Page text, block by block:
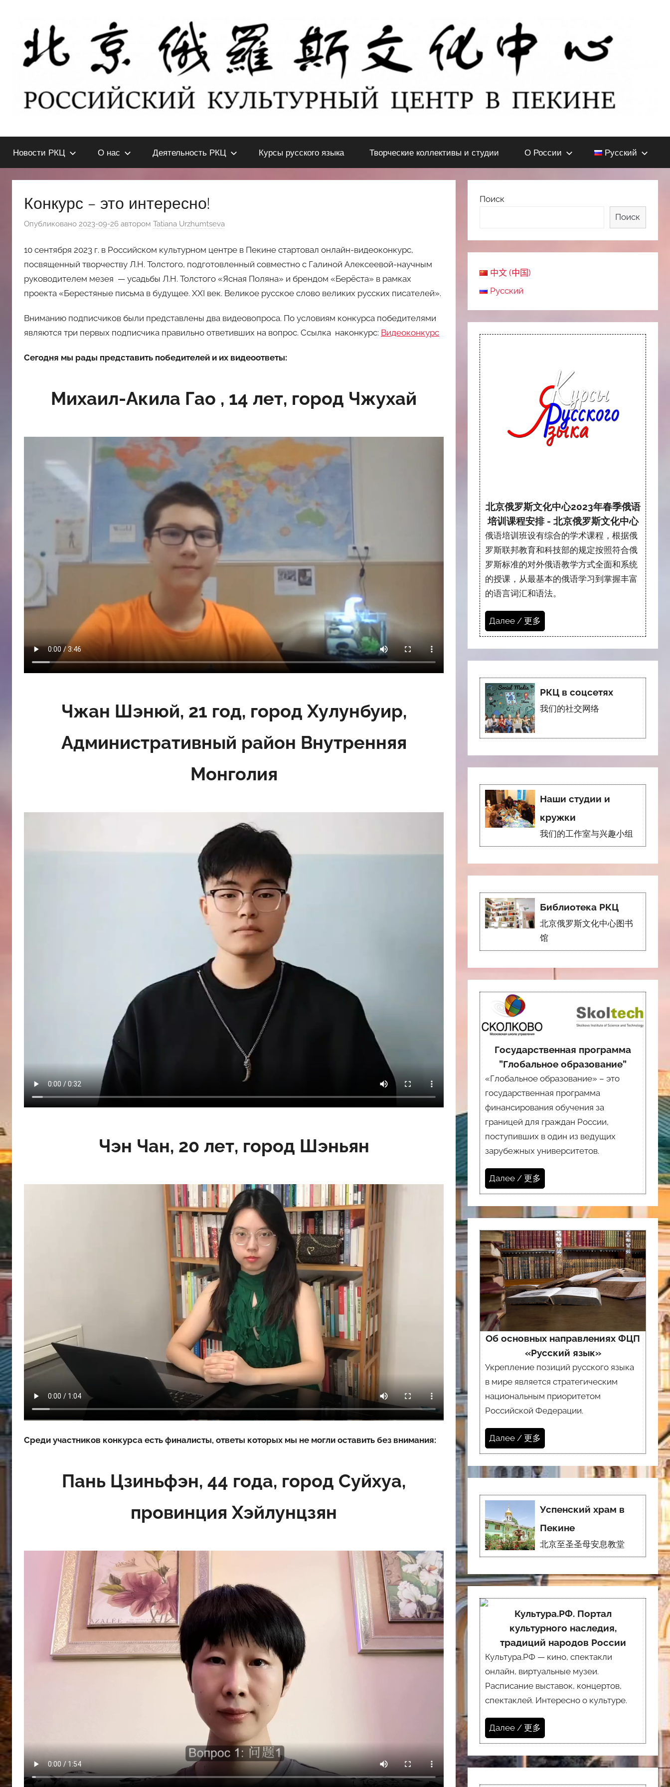
содержимому
北
京
罗
斯
文
化
中
心
КУЛЬТУРНЫЙ
ЦЕНТР
ПЕКИНЕ
Новости РКЦ О нас Деятельность РКЦ Курсы русского языка Творческие коллективы и студии О России Русский
Конкурс – это интересно!
Опубликовано 2023-09-26 автором Tatiana Urzhumtseva
10 сентября 2023 г. в Российском культурном центре в Пекине стартовал онлайн-видеоконкурс,
посвященный творчеству Л.Н. Толстого, подготовленный совместно с Галиной Алексеевой-научным
руководителем мезея — усадьбы Л.Н. Толстого «Ясная Поляна» и брендом «Берёста» в рамках
проекта «Берестяные письма в будущее. XXI век. Великое русское слово великих русских писателей».
Вниманию подписчиков были представлены два видеовопроса. По условиям конкурса победителями
являются три первых подписчика правильно ответивших на вопрос. Ссылка наконкурс: Видеоконкурс
Сегодня мы рады представить победителей и их видеоответы:
Михаил-Акила Гао , 14 лет, город Чжухай
Чжан Шэнюй, 21 год, город Хулунбуир,
Административный район Внутренняя
Монголия
Чэн Чан, 20 лет, город Шэньян
Среди участников конкурса есть финалисты, ответы которых мы не могли оставить без внимания:
Пань Цзиньфэн, 44 года, город Суйхуа,
провинция Хэйлунцзян
Поиск
Поиск
中文 (中国)
Русский
北京俄罗斯文化中心2023年春季俄语
培训课程安排 - 北京俄罗斯文化中心
俄语培训班设有综合的学术课程，根据俄
罗斯联邦教育和科技部的规定按照符合俄
罗斯标准的对外俄语教学方式全面和系统
的授课，从最基本的俄语学习到掌握丰富
的语言词汇和语法。
Далее / 更多
РКЦ в соцсетях
我们的社交网络
Наши студии и
кружки
我们的工作室与兴趣小组
Библиотека РКЦ
北京俄罗斯文化中心图书
馆
Государственная программа
”Глобальное образование”
«Глобальное образование» – это
государственная программа
финансирования обучения за
границей для граждан России,
поступивших в один из ведущих
зарубежных университетов.
Далее / 更多
Об основных направлениях ФЦП
«Русский язык»
Укрепление позиций русского языка
в мире является стратегическим
национальным приоритетом
Российской Федерации.
Далее / 更多
Успенский храм в
Пекине
北京至圣圣母安息教堂
Культура.РФ. Портал
культурного наследия,
традиций народов России
Культура.РФ — кино, спектакли
онлайн, виртуальные музеи.
Расписание выставок, концертов,
спектаклей. Интересно о культуре.
Далее / 更多